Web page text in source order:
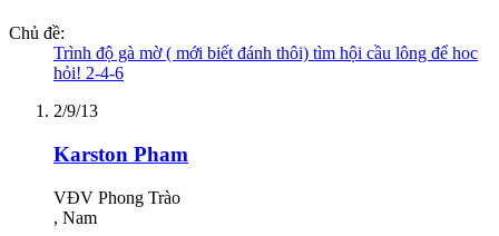
Chủ đề:
Trình độ gà mờ ( mới biết đánh thôi) tìm hội cầu lông để hoc
hỏi! 2-4-6
2/9/13
Karston Pham
VĐV Phong Trào
, Nam